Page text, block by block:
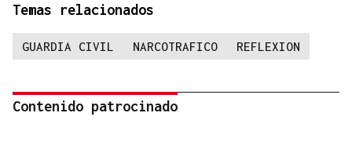
Temas relacionados
GUARDIA CIVIL NARCOTRAFICO REFLEXION
Contenido patrocinado